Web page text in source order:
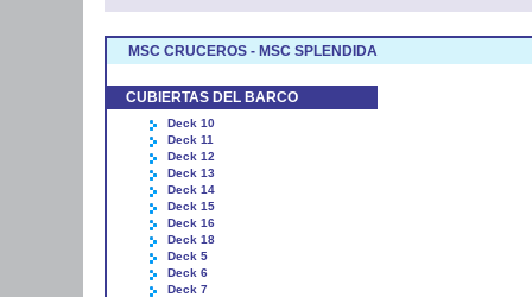
MSC CRUCEROS - MSC SPLENDIDA
CUBIERTAS DEL BARCO
Deck 10
Deck 11
Deck 12
Deck 13
Deck 14
Deck 15
Deck 16
Deck 18
Deck 5
Deck 6
Deck 7